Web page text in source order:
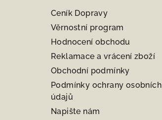
Ceník Dopravy
Věrnostní program
Hodnocení obchodu
Reklamace a vrácení zboží
Obchodní podmínky
Podmínky ochrany osobních
údajů
Napište nám